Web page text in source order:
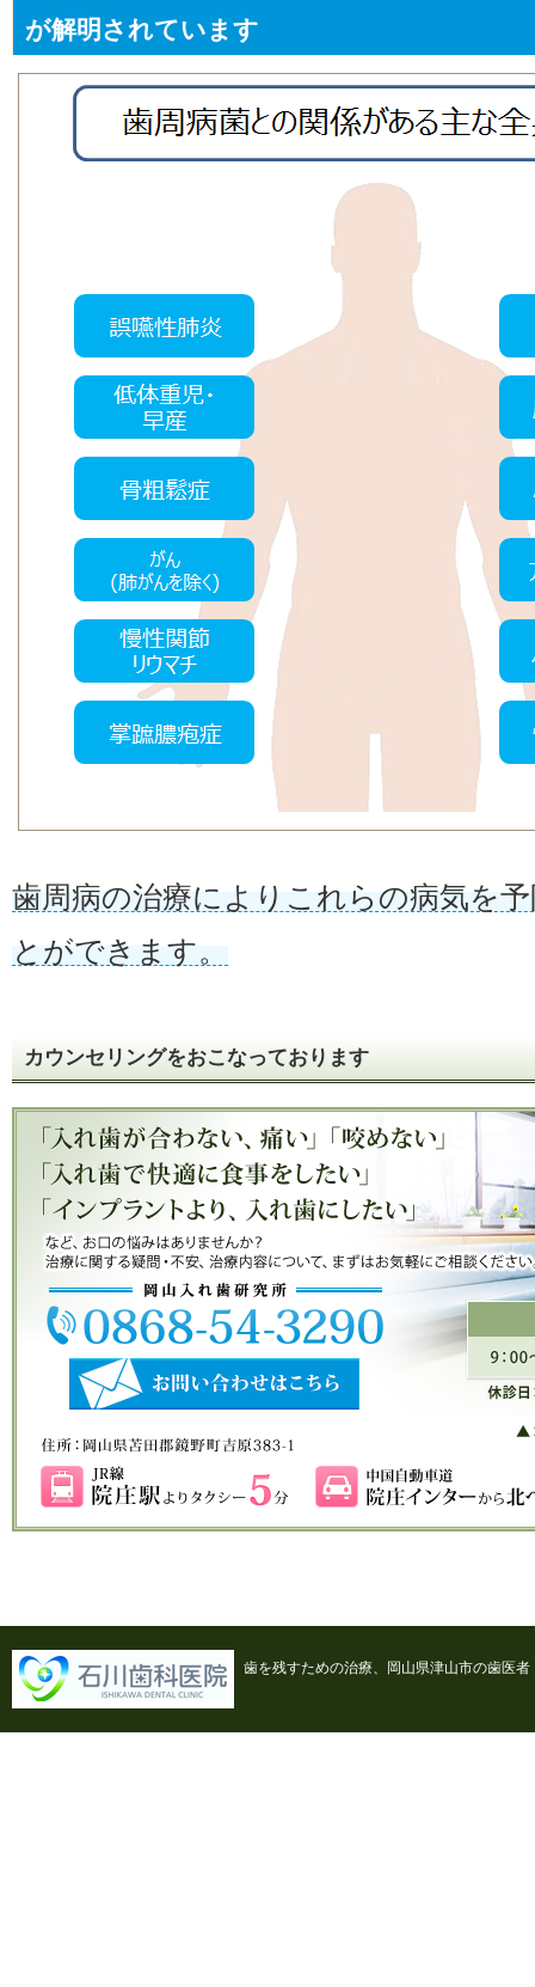
が解明されています
歯周病の治療によりこれらの病気を
とができます。
カウンセリングをおこなっております
歯を残すための治療、岡山県津山市の歯医